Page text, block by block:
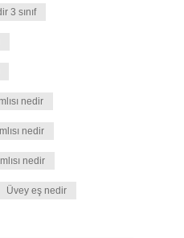
3 sınıf
nedir
nedir
nedir
Üvey eş nedir